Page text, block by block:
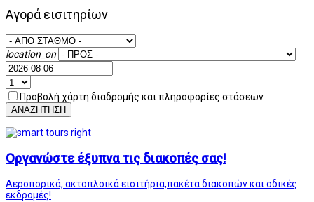
Αγορά εισιτηρίων
location_on
Προβολή χάρτη διαδρομής και πληροφορίες στάσεων
ΑΝΑΖΗΤΗΣΗ
Οργανώστε έξυπνα τις διακοπές σας!
Αεροπορικά, ακτοπλοϊκά εισιτήρια,πακέτα διακοπών και οδικές
εκδρομές!